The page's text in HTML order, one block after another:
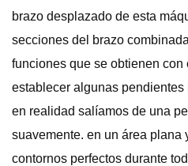
brazo desplazado de esta
secciones del brazo
funciones que se obtienen
establecer algunas
en realidad salíamos de una
suavemente. en un área plana
contornos perfectos durante